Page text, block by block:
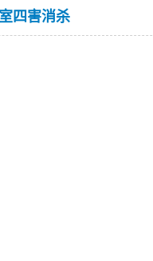
四害消杀